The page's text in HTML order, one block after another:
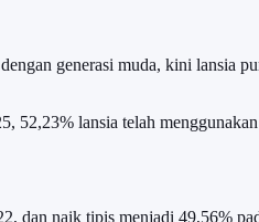
generasi muda, kini lansia
lansia telah menggunakan
dan naik tipis menjadi 49,56%